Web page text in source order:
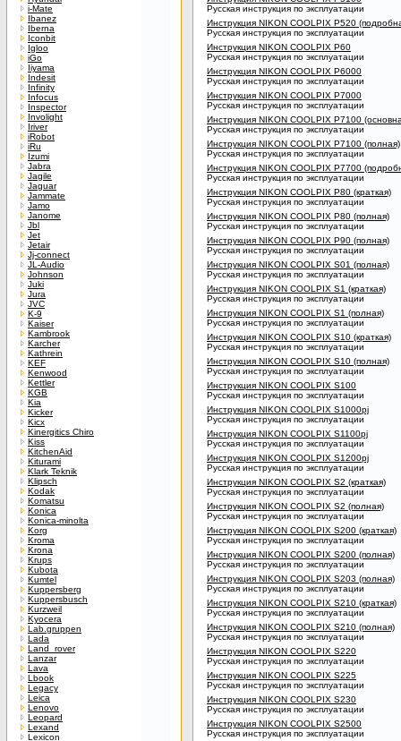
i-Mate
Ibanez
Iberna
Iconbit
Igloo
iGo
Iiyama
Indesit
Infinity
Infocus
Inspector
Involight
Iriver
iRobot
iRu
Izumi
Jabra
Jagile
Jaguar
Jammate
Jamo
Janome
Jbl
Jet
Jetair
Jj-connect
JL-Audio
Johnson
Juki
Jura
JVC
K-9
Kaiser
Kambrook
Karcher
Kathrein
KEF
Kenwood
Kettler
KGB
Kia
Kicker
Kicx
Kinergitics Chiro
Kiss
KitchenAid
Kiturami
Klark Teknik
Klipsch
Kodak
Komatsu
Konica
Konica-minolta
Korg
Kroma
Krona
Krups
Kubota
Kumtel
Kuppersberg
Kuppersbusch
Kurzweil
Kyocera
Lab.gruppen
Lada
Land_rover
Lanzar
Lava
Lbook
Legacy
Leica
Lenovo
Leopard
Lexand
Lexicon
Русская инструкция по эксплуатации
Инструкция NIKON COOLPIX P520
Русская инструкция по эксплуатации
Инструкция NIKON COOLPIX P60
Русская инструкция по эксплуатации
Инструкция NIKON COOLPIX P6000
Русская инструкция по эксплуатации
Инструкция NIKON COOLPIX P7000
Русская инструкция по эксплуатации
Инструкция NIKON COOLPIX P7100
Русская инструкция по эксплуатации
Инструкция NIKON COOLPIX P7100 (полная)
Русская инструкция по эксплуатации
Инструкция NIKON COOLPIX P7700
Русская инструкция по эксплуатации
Инструкция NIKON COOLPIX P80 (краткая)
Русская инструкция по эксплуатации
Инструкция NIKON COOLPIX P80 (полная)
Русская инструкция по эксплуатации
Инструкция NIKON COOLPIX P90 (полная)
Русская инструкция по эксплуатации
Инструкция NIKON COOLPIX S01 (полная)
Русская инструкция по эксплуатации
Инструкция NIKON COOLPIX S1 (краткая)
Русская инструкция по эксплуатации
Инструкция NIKON COOLPIX S1 (полная)
Русская инструкция по эксплуатации
Инструкция NIKON COOLPIX S10 (краткая)
Русская инструкция по эксплуатации
Инструкция NIKON COOLPIX S10 (полная)
Русская инструкция по эксплуатации
Инструкция NIKON COOLPIX S100
Русская инструкция по эксплуатации
Инструкция NIKON COOLPIX S1000pj
Русская инструкция по эксплуатации
Инструкция NIKON COOLPIX S1100pj
Русская инструкция по эксплуатации
Инструкция NIKON COOLPIX S1200pj
Русская инструкция по эксплуатации
Инструкция NIKON COOLPIX S2 (краткая)
Русская инструкция по эксплуатации
Инструкция NIKON COOLPIX S2 (полная)
Русская инструкция по эксплуатации
Инструкция NIKON COOLPIX S200 (краткая)
Русская инструкция по эксплуатации
Инструкция NIKON COOLPIX S200 (полная)
Русская инструкция по эксплуатации
Инструкция NIKON COOLPIX S203 (полная)
Русская инструкция по эксплуатации
Инструкция NIKON COOLPIX S210 (краткая)
Русская инструкция по эксплуатации
Инструкция NIKON COOLPIX S210 (полная)
Русская инструкция по эксплуатации
Инструкция NIKON COOLPIX S220
Русская инструкция по эксплуатации
Инструкция NIKON COOLPIX S225
Русская инструкция по эксплуатации
Инструкция NIKON COOLPIX S230
Русская инструкция по эксплуатации
Инструкция NIKON COOLPIX S2500
Русская инструкция по эксплуатации